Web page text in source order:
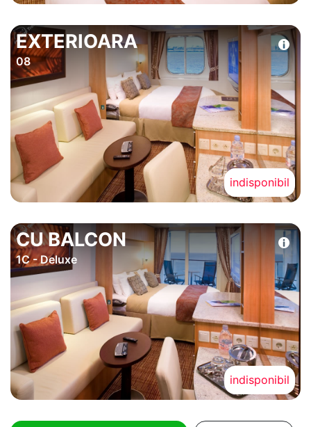
EXTERIOARA
08
indisponibil
CU BALCON
1C - Deluxe
indisponibil